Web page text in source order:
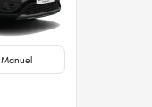
Manuel